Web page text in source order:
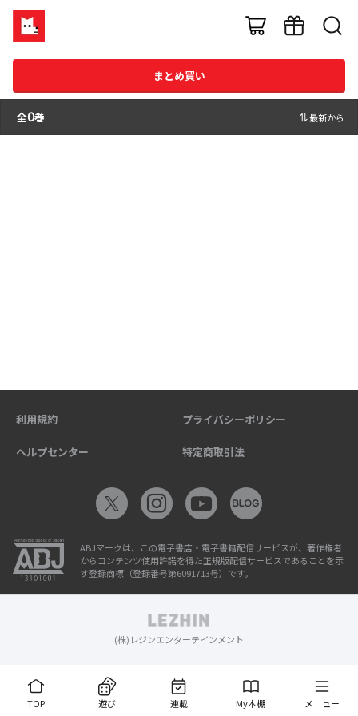
まとめ買い
全0巻 最新から
TOP 遊び 連載 My本棚 メニュー
利用規約 プライバシーポリシー
ヘルプセンター 特定商取引法
ABJマークは、この電子書店・電子書籍配信サービスが、著作権者
からコンテンツ使用許諾を得た正規版配信サービスであることを示
す登録商標（登録番号第6091713号）です。
(株)レジンエンターテインメント